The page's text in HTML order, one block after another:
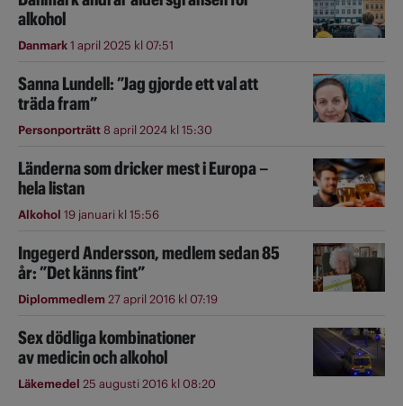
alkohol
Danmark1 april 2025 kl 07:51
Sanna Lundell: ”Jag gjorde ett val att
träda fram”
Personporträtt8 april 2024 kl 15:30
Länderna som dricker mest i Europa –
hela listan
Alkohol 19 januari kl 15:56
Ingegerd Andersson, medlem sedan 85
år: ”Det känns fint”
Diplommedlem27 april 2016 kl 07:19
Sex dödliga kombinationer
av medicin och alkohol
Läkemedel 25 augusti 2016 kl 08:20